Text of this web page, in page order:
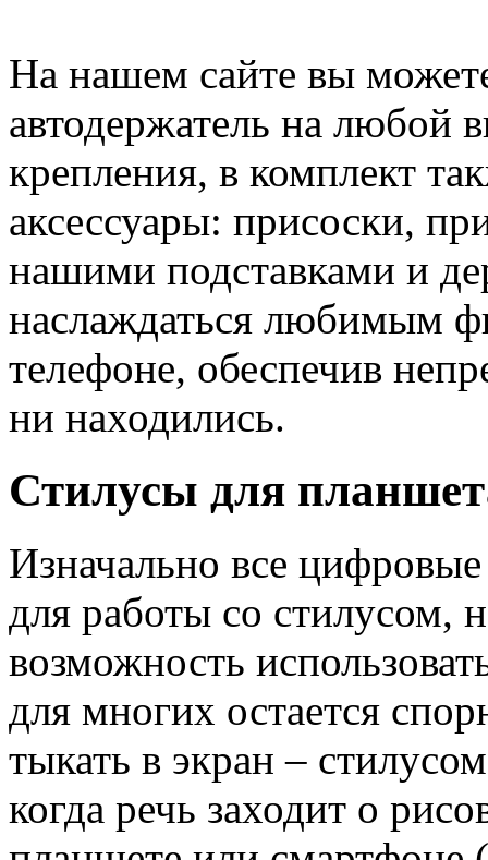
На нашем сайте вы
автодержатель на любой
крепления, в комплект
аксессуары: присоски,
нашими подставками и
наслаждаться любимым
телефоне, обеспечив
ни находились.
Стилусы для
Изначально все
для работы со стилусом,
возможность
для многих остается
тыкать в экран –
когда речь заходит о